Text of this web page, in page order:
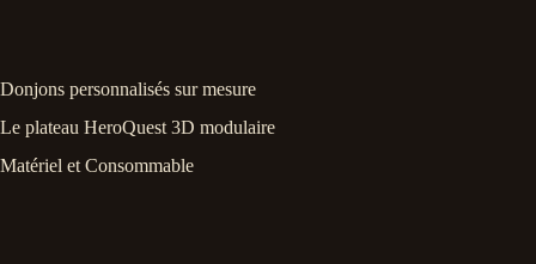
Donjons personnalisés sur mesure
Le plateau HeroQuest 3D modulaire
Matériel et Consommable